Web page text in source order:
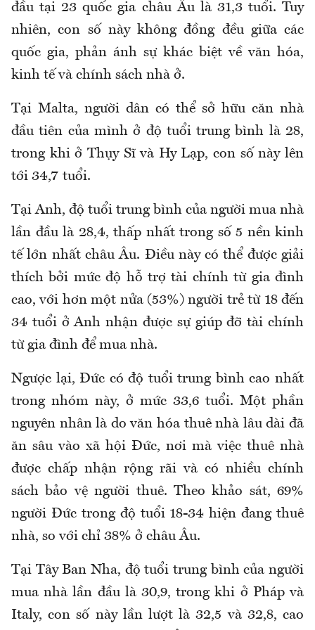
đầu tại 23 quốc gia châu Âu là 31,3 tuổi. Tuy
nhiên, con số này không đồng đều giữa các
quốc gia, phản ánh sự khác biệt về văn hóa,
kinh tế và chính sách nhà ở.
Tại Malta, người dân có thể sở hữu căn nhà
đầu tiên của mình ở độ tuổi trung bình là 28,
trong khi ở Thụy Sĩ và Hy Lạp, con số này lên
tới 34,7 tuổi.
Tại Anh, độ tuổi trung bình của người mua nhà
lần đầu là 28,4, thấp nhất trong số 5 nền kinh
tế lớn nhất châu Âu. Điều này có thể được giải
thích bởi mức độ hỗ trợ tài chính từ gia đình
cao, với hơn một nửa (53%) người trẻ từ 18 đến
34 tuổi ở Anh nhận được sự giúp đỡ tài chính
từ gia đình để mua nhà.
Ngược lại, Đức có độ tuổi trung bình cao nhất
trong nhóm này, ở mức 33,6 tuổi. Một phần
nguyên nhân là do văn hóa thuê nhà lâu dài đã
ăn sâu vào xã hội Đức, nơi mà việc thuê nhà
được chấp nhận rộng rãi và có nhiều chính
sách bảo vệ người thuê. Theo khảo sát, 69%
người Đức trong độ tuổi 18-34 hiện đang thuê
nhà, so với chỉ 38% ở châu Âu.
Tại Tây Ban Nha, độ tuổi trung bình của người
mua nhà lần đầu là 30,9, trong khi ở Pháp và
Italy, con số này lần lượt là 32,5 và 32,8, cao